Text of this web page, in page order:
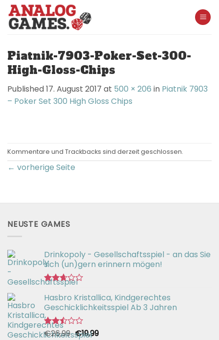
Skip
content
Piatnik-7903-Poker-Set-300-
High-Gloss-Chips
Published17. August 2017 at 500 × 206 in Piatnik 7903
– Poker Set 300 High Gloss Chips
Kommentare und Trackbacks sind derzeit geschlossen.
← vorherige Seite
NEUSTE GAMES
Drinkopoly - Gesellschaftsspiel - an das Sie
sich (un)gern erinnern mögen!
Bewertet
mit
2.67
von 5
Hasbro Kristallica, Kindgerechtes
Geschicklichkeitsspiel Ab 3 Jahren
Bewertet
€26,99 Ursprünglicher
€19,99Aktueller